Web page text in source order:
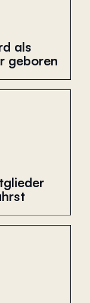
als
geboren